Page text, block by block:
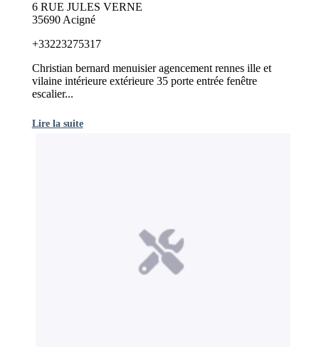
6 RUE JULES VERNE
35690 Acigné
+33223275317
Christian bernard menuisier agencement rennes ille et
vilaine intérieure extérieure 35 porte entrée fenêtre
escalier...
Lire la suite